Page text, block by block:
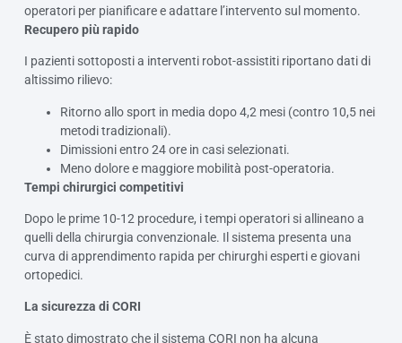
operatori per pianificare e adattare l’intervento sul momento.
Recupero più rapido
I pazienti sottoposti a interventi robot-assistiti riportano dati di
altissimo rilievo:
Ritorno allo sport in media dopo 4,2 mesi (contro 10,5 nei
metodi tradizionali).
Dimissioni entro 24 ore in casi selezionati.
Meno dolore e maggiore mobilità post-operatoria.
Tempi chirurgici competitivi
Dopo le prime 10-12 procedure, i tempi operatori si allineano a
quelli della chirurgia convenzionale. Il sistema presenta una
curva di apprendimento rapida per chirurghi esperti e giovani
ortopedici.
La sicurezza di CORI
È stato dimostrato che il sistema CORI non ha alcuna